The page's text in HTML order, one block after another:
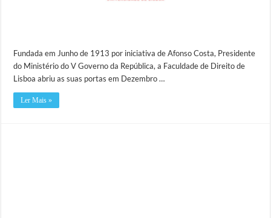
Fundada em Junho de 1913 por iniciativa de Afonso Costa, Presidente
do Ministério do V Governo da República, a Faculdade de Direito de
Lisboa abriu as suas portas em Dezembro …
Ler Mais »